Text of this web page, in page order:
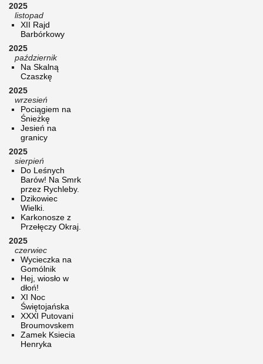
2025
listopad
XII Rajd
Barbórkowy
2025
październik
Na Skalną
Czaszkę
2025
wrzesień
Pociągiem na
Śnieżkę
Jesień na
granicy
2025
sierpień
Do Leśnych
Barów! Na Smrk
przez Rychleby.
Dzikowiec
Wielki.
Karkonosze z
Przełęczy Okraj.
2025
czerwiec
Wycieczka na
Gomólnik
Hej, wiosło w
dłoń!
XI Noc
Świętojańska
XXXI Putovani
Broumovskem
Zamek Ksiecia
Henryka